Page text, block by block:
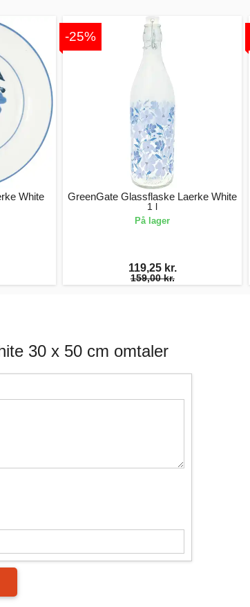
White
-25%
GreenGate Glassflaske Laerke White
1 l
På lager
119,25 kr.
159,00 kr.
30 x 50 cm omtaler